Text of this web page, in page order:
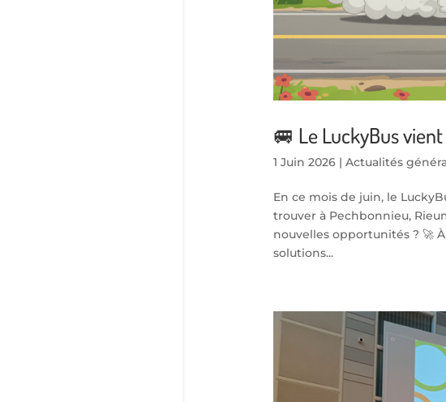
🚐 Le LuckyBus
1 Juin 2026| Actualités
En ce mois de juin, le
trouver à Pechbonnieu,
nouvelles opportunités ? 🚀
solutions...